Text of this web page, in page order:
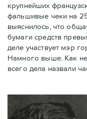
крупнейших
фальшивые чеки на
выяснилось, что
бумаги средств
деле участвует мэр
Намного выше. Как
всего дела назвали